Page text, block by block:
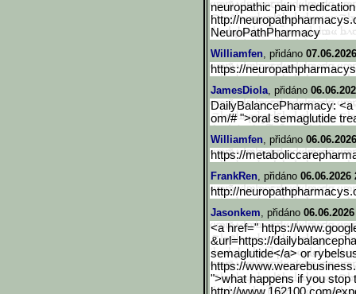
neuropathic pain
http://
NeuroPathPharmacy
Williamfen, přidáno
https://
JamesDiola, přidáno
DailyBalancePharmacy:
om/# ">oral semaglutide
Williamfen, přidáno
https://
FrankRen, přidáno 06.06.2026
http://
Jasonkem, přidáno
<a href=" https://
&url=https://
semaglutide</a> or
https://
">what happens if you stop